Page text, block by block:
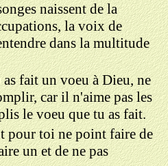
naissent de la
la voix de
dans la multitude
fait un voeu à Dieu, ne
car il n'aime pas les
le voeu que tu as fait.
pour toi ne point faire de
un et de ne pas